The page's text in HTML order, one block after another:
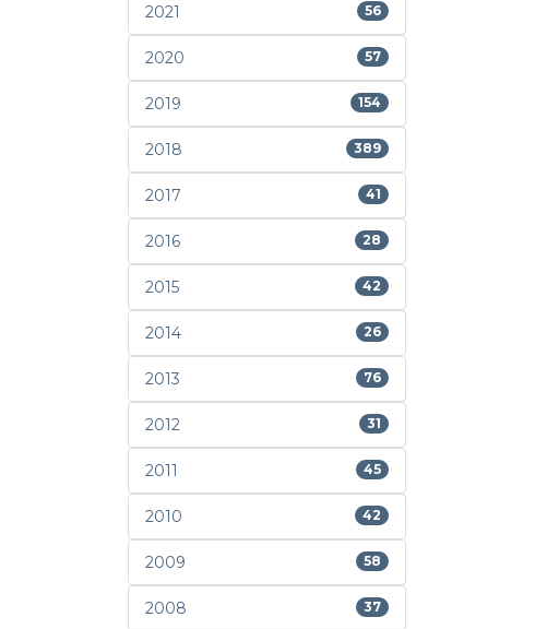
2021 56
2020 57
2019 154
2018 389
2017 41
2016 28
2015 42
2014 26
2013 76
2012 31
2011 45
2010 42
2009 58
2008 37